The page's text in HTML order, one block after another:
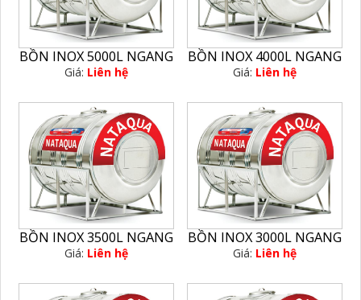
BỒN INOX 5000L NGANG
Giá: Liên hệ
BỒN INOX 4000L NGANG
Giá: Liên hệ
BỒN INOX 3500L NGANG
Giá: Liên hệ
BỒN INOX 3000L NGANG
Giá: Liên hệ